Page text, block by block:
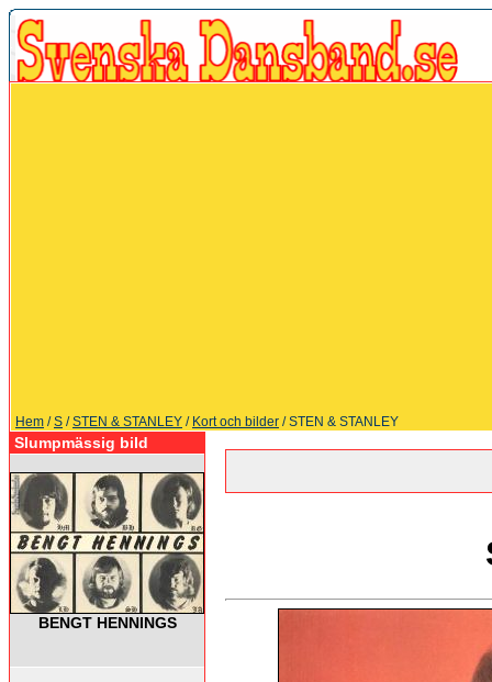
Hem /S /STEN & STANLEY / Kort och bilder / STEN & STANLEY
Slumpmässig bild
BENGT HENNINGS